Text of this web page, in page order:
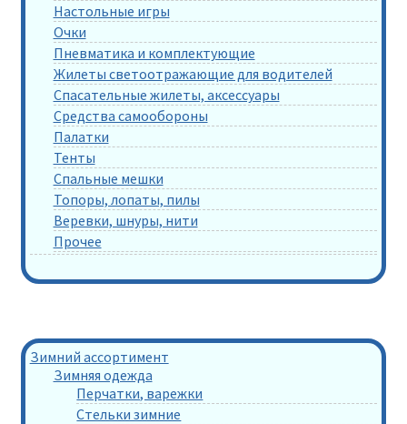
Настольные игры
Очки
Пневматика и комплектующие
Жилеты светоотражающие для водителей
Спасательные жилеты, аксессуары
Средства самообороны
Палатки
Тенты
Спальные мешки
Топоры, лопаты, пилы
Веревки, шнуры, нити
Прочее
Зимний ассортимент
Зимняя одежда
Перчатки, варежки
Стельки зимние